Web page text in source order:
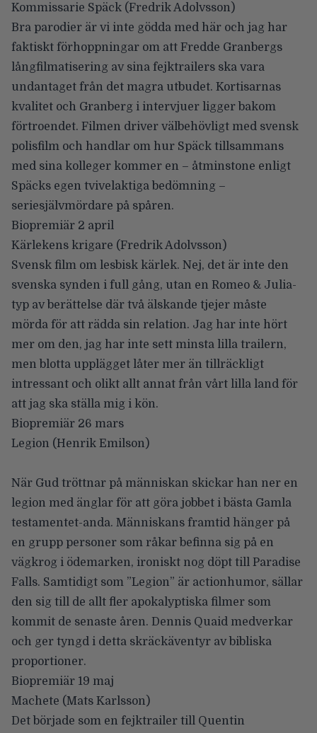
Kommissarie Späck (Fredrik Adolvsson)
Bra parodier är vi inte gödda med här och jag har
faktiskt förhoppningar om att Fredde Granbergs
långfilmatisering av sina fejktrailers ska vara
undantaget från det magra utbudet. Kortisarnas
kvalitet och Granberg i intervjuer ligger bakom
förtroendet. Filmen driver välbehövligt med svensk
polisfilm och handlar om hur Späck tillsammans
med sina kolleger kommer en – åtminstone enligt
Späcks egen tvivelaktiga bedömning –
seriesjälvmördare på spåren.
Biopremiär 2 april
Kärlekens krigare (Fredrik Adolvsson)
Svensk film om lesbisk kärlek. Nej, det är inte den
svenska synden i full gång, utan en Romeo & Julia-
typ av berättelse där två älskande tjejer måste
mörda för att rädda sin relation. Jag har inte hört
mer om den, jag har inte sett minsta lilla trailern,
men blotta upplägget låter mer än tillräckligt
intressant och olikt allt annat från vårt lilla land för
att jag ska ställa mig i kön.
Biopremiär 26 mars
Legion (Henrik Emilson)
När Gud tröttnar på människan skickar han ner en
legion med änglar för att göra jobbet i bästa Gamla
testamentet-anda. Människans framtid hänger på
en grupp personer som råkar befinna sig på en
vägkrog i ödemarken, ironiskt nog döpt till Paradise
Falls. Samtidigt som ”Legion” är actionhumor, sällar
den sig till de allt fler apokalyptiska filmer som
kommit de senaste åren. Dennis Quaid medverkar
och ger tyngd i detta skräckäventyr av bibliska
proportioner.
Biopremiär 19 maj
Machete (Mats Karlsson)
Det började som en fejktrailer till Quentin